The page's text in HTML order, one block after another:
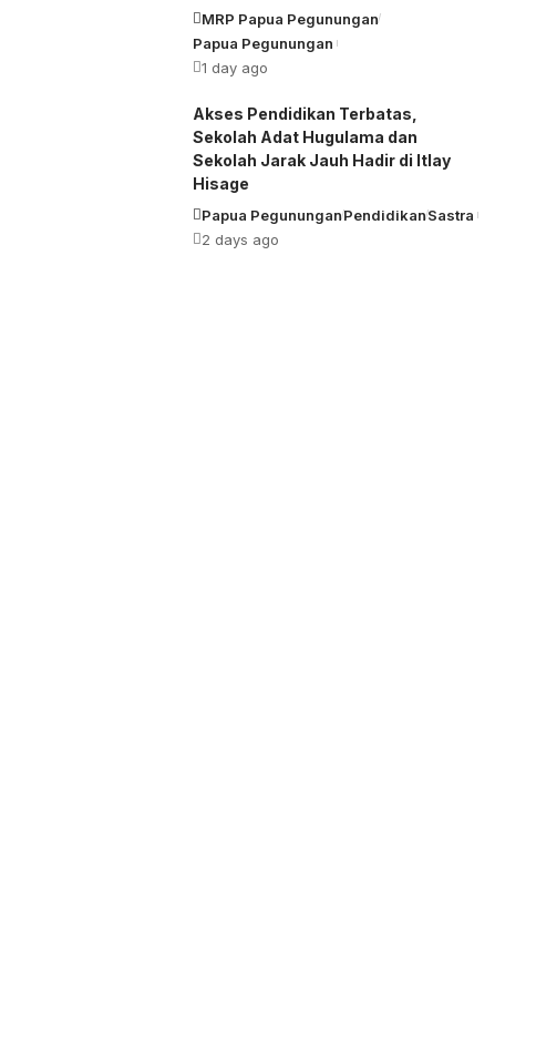
MRP Papua Pegunungan
Papua Pegunungan
1 day ago
Akses Pendidikan Terbatas,
Sekolah Adat Hugulama dan
Sekolah Jarak Jauh Hadir di Itlay
Hisage
Papua PegununganPendidikanSastra
2 days ago